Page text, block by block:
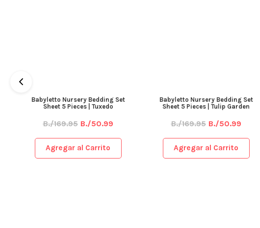
Babyletto Nursery Bedding Set
Sheet 5 Pieces | Tuxedo
B./169.95 B./50.99
Agregar al Carrito
Babyletto Nursery Bedding Set
Sheet 5 Pieces | Tulip Garden
B./169.95 B./50.99
Agregar al Carrito